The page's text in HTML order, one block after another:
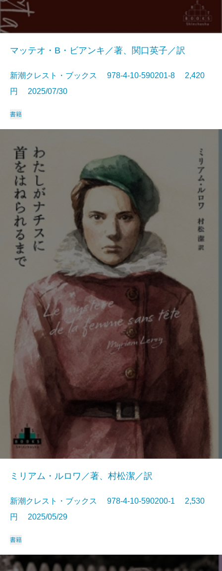
マッテオ・B・ビアンキ／著、関口英子／訳
新潮クレスト・ブックス 978-4-10-590201-8 2,420
円 2025/07/30
書籍
ミリアム・ルロワ／著、村松潔／訳
新潮クレスト・ブックス 978-4-10-590200-1 2,530
円 2025/05/29
書籍